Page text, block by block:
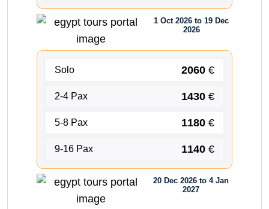
1 Oct 2026 to 19 Dec
2026
Solo 2060 €
2-4 Pax 1430 €
5-8 Pax 1180 €
9-16 Pax 1140 €
20 Dec 2026 to 4 Jan
2027